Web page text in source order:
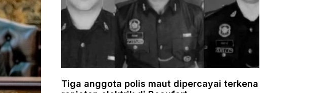
Tiga anggota polis maut dipercayai terkena